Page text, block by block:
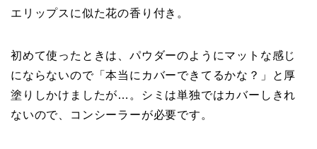
エリップスに似た花の香り付き。
初めて使ったときは、パウダーのようにマットな感じ
にならないので「本当にカバーできてるかな？」と厚
塗りしかけましたが…。シミは単独ではカバーしきれ
ないので、コンシーラーが必要です。